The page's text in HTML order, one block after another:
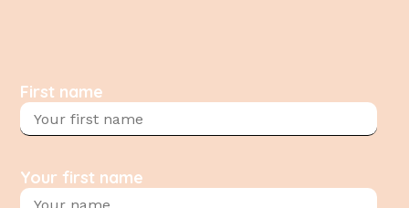
First name
Your first name